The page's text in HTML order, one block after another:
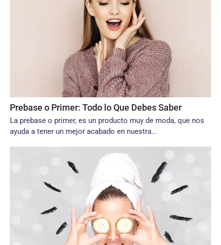
Prebase o Primer: Todo lo Que Debes Saber
La prebase o primer, es un producto muy de moda, que nos
ayuda a tener un mejor acabado en nuestra...